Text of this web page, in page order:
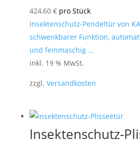
424,60 € pro Stück
Insektenschutz-Pendeltür von
schwenkbarer Funktion,
und feinmaschig ...
inkl. 19 % MwSt.
zzgl. Versandkosten
Insektenschutz-